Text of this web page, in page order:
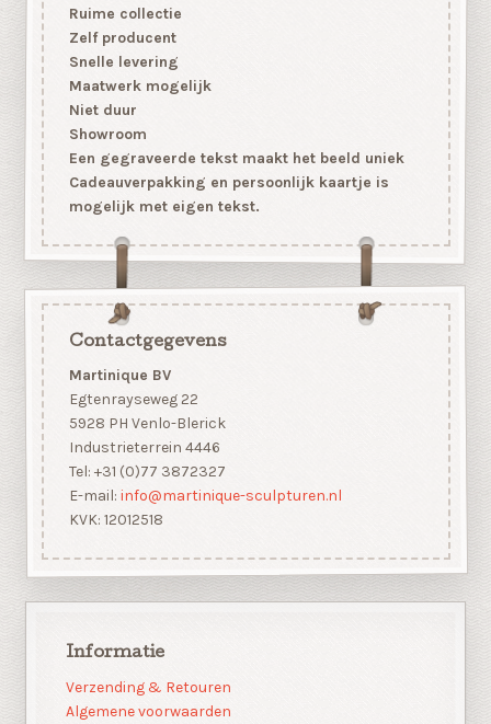
Ruime collectie
Zelf producent
Snelle levering
Maatwerk mogelijk
Niet duur
Showroom
Een gegraveerde tekst maakt het beeld uniek
Cadeauverpakking en persoonlijk kaartje is
mogelijk met eigen tekst.
Contactgegevens
Martinique BV
Egtenrayseweg 22
5928 PH Venlo-Blerick
Industrieterrein 4446
Tel: +31 (0)77 3872327
E-mail: info@martinique-sculpturen.nl
KVK: 12012518
Informatie
Verzending & Retouren
Algemene voorwaarden